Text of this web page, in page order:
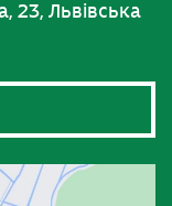
23, Львівська